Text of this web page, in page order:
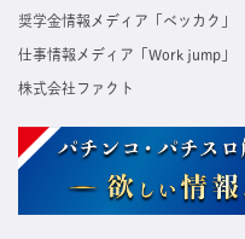
奨学金情報メディア「ベッカク」
仕事情報メディア「Work jump」
株式会社ファクト